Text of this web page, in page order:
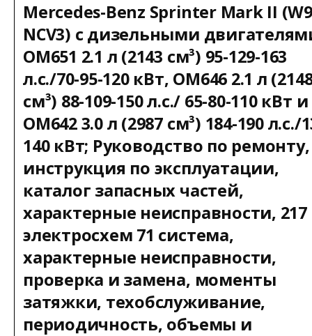
Mercedes-Benz Sprinter Mark II
NCV3) с дизельными
OM651 2.1 л (2143 см³) 95-129-163
л.с./70-95-120 кВт, OM646 2.1 л
см³) 88-109-150 л.с./ 65-80-110 кВт и
OM642 3.0 л (2987 см³) 184-190 л.с./
140 кВт; Руководство по ремонту,
инструкция по эксплуатации,
каталог запасных частей,
характерные неисправности, 217
электросхем 71 система,
характерные неисправности,
проверка и замена, моменты
затяжки, техобслуживание,
периодичность, объемы и